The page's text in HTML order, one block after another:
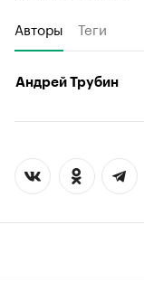
Авторы Теги
Андрей Трубин